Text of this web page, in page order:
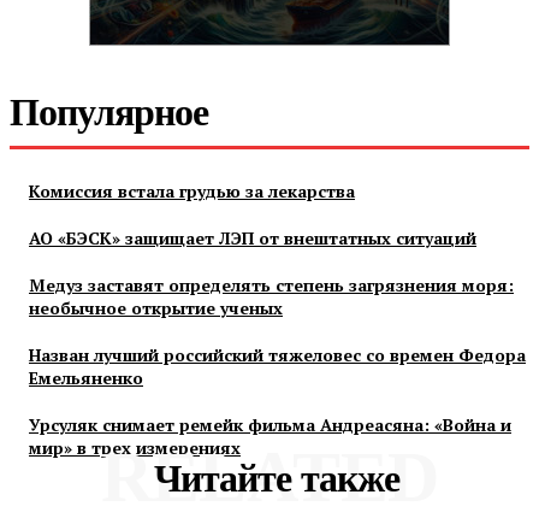
Популярное
Комиссия встала грудью за лекарства
АО «БЭСК» защищает ЛЭП от внештатных ситуаций
Медуз заставят определять степень загрязнения моря:
необычное открытие ученых
Назван лучший российский тяжеловес со времен Федора
Емельяненко
Урсуляк снимает ремейк фильма Андреасяна: «Война и
мир» в трех измерениях
Читайте также
RELATED